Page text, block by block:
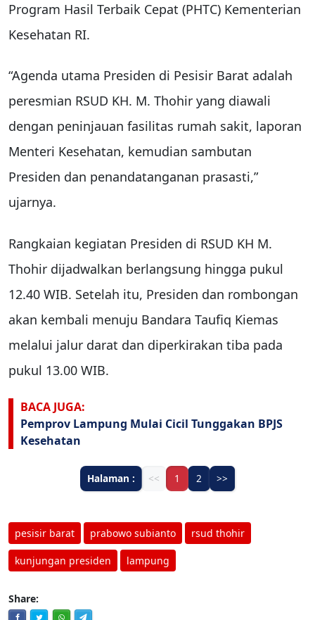
Program Hasil Terbaik Cepat (PHTC) Kementerian
Kesehatan RI.
“Agenda utama Presiden di Pesisir Barat adalah
peresmian RSUD KH. M. Thohir yang diawali
dengan peninjauan fasilitas rumah sakit, laporan
Menteri Kesehatan, kemudian sambutan
Presiden dan penandatanganan prasasti,”
ujarnya.
Rangkaian kegiatan Presiden di RSUD KH M.
Thohir dijadwalkan berlangsung hingga pukul
12.40 WIB. Setelah itu, Presiden dan rombongan
akan kembali menuju Bandara Taufiq Kiemas
melalui jalur darat dan diperkirakan tiba pada
pukul 13.00 WIB.
BACA JUGA:
Pemprov Lampung Mulai Cicil Tunggakan BPJS
Kesehatan
Halaman : << 1 2 >>
pesisir barat prabowo subianto rsud thohir
kunjungan presiden lampung
Share: